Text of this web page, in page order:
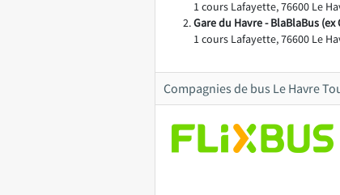
1 cours Lafayette, 76600 Le
Gare du Havre - BlaBlaBus (ex
1 cours Lafayette, 76600 Le
Compagnies de bus Le Havre